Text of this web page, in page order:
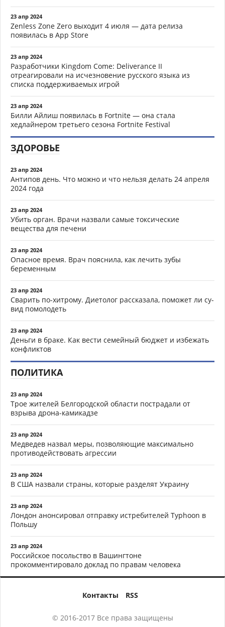
23 апр 2024
Zenless Zone Zero выходит 4 июля — дата релиза
появилась в App Store
23 апр 2024
Разработчики Kingdom Come: Deliverance II
отреагировали на исчезновение русского языка из
списка поддерживаемых игрой
23 апр 2024
Билли Айлиш появилась в Fortnite — она стала
хедлайнером третьего сезона Fortnite Festival
ЗДОРОВЬЕ
23 апр 2024
Антипов день. Что можно и что нельзя делать 24 апреля
2024 года
23 апр 2024
Убить орган. Врачи назвали самые токсические
вещества для печени
23 апр 2024
Опасное время. Врач пояснила, как лечить зубы
беременным
23 апр 2024
Сварить по-хитрому. Диетолог рассказала, поможет ли су-
вид помолодеть
23 апр 2024
Деньги в браке. Как вести семейный бюджет и избежать
конфликтов
ПОЛИТИКА
23 апр 2024
Трое жителей Белгородской области пострадали от
взрыва дрона-камикадзе
23 апр 2024
Медведев назвал меры, позволяющие максимально
противодействовать агрессии
23 апр 2024
В США назвали страны, которые разделят Украину
23 апр 2024
Лондон анонсировал отправку истребителей Typhoon в
Польшу
23 апр 2024
Российское посольство в Вашингтоне
прокомментировало доклад по правам человека
Контакты RSS
© 2016-2017 Все права защищены